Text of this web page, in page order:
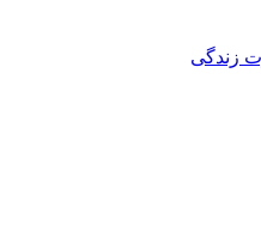
زندگی